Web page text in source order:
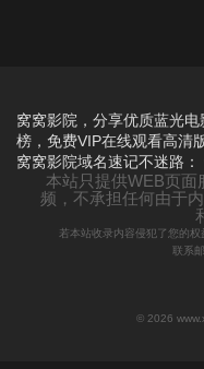
窝窝影院，分享优质蓝光
榜，免费VIP在线观看高清
窝窝影院域名速记不迷路：
本站只提供WEB页面
频，不承担任何由于
若本站收录内容侵犯了您的权
联系
© 2026